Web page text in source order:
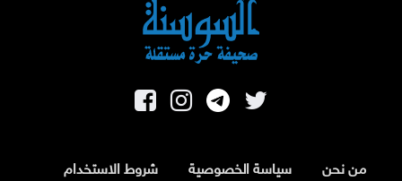
من نحن سياسة الخصوصية
شروط الاستخدام